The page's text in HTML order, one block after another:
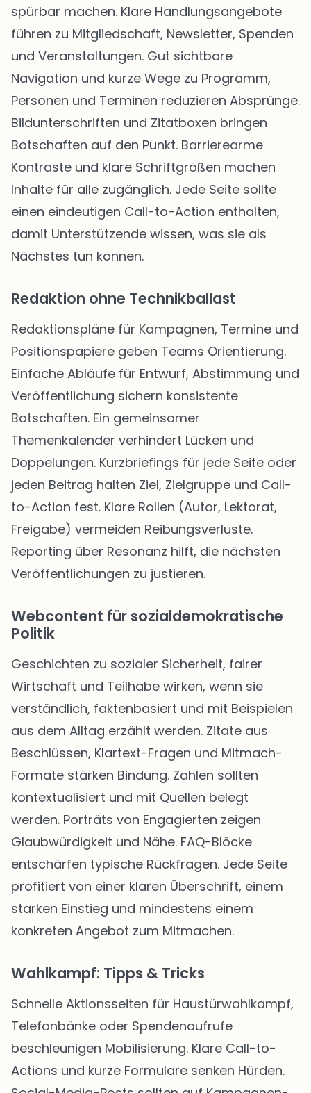
spürbar machen. Klare Handlungsangebote
führen zu Mitgliedschaft, Newsletter, Spenden
und Veranstaltungen. Gut sichtbare
Navigation und kurze Wege zu Programm,
Personen und Terminen reduzieren Absprünge.
Bildunterschriften und Zitatboxen bringen
Botschaften auf den Punkt. Barrierearme
Kontraste und klare Schriftgrößen machen
Inhalte für alle zugänglich. Jede Seite sollte
einen eindeutigen Call-to-Action enthalten,
damit Unterstützende wissen, was sie als
Nächstes tun können.
Redaktion ohne Technikballast
Redaktionspläne für Kampagnen, Termine und
Positionspapiere geben Teams Orientierung.
Einfache Abläufe für Entwurf, Abstimmung und
Veröffentlichung sichern konsistente
Botschaften. Ein gemeinsamer
Themenkalender verhindert Lücken und
Doppelungen. Kurzbriefings für jede Seite oder
jeden Beitrag halten Ziel, Zielgruppe und Call-
to-Action fest. Klare Rollen (Autor, Lektorat,
Freigabe) vermeiden Reibungsverluste.
Reporting über Resonanz hilft, die nächsten
Veröffentlichungen zu justieren.
Webcontent für sozialdemokratische
Politik
Geschichten zu sozialer Sicherheit, fairer
Wirtschaft und Teilhabe wirken, wenn sie
verständlich, faktenbasiert und mit Beispielen
aus dem Alltag erzählt werden. Zitate aus
Beschlüssen, Klartext-Fragen und Mitmach-
Formate stärken Bindung. Zahlen sollten
kontextualisiert und mit Quellen belegt
werden. Porträts von Engagierten zeigen
Glaubwürdigkeit und Nähe. FAQ-Blöcke
entschärfen typische Rückfragen. Jede Seite
profitiert von einer klaren Überschrift, einem
starken Einstieg und mindestens einem
konkreten Angebot zum Mitmachen.
Wahlkampf: Tipps & Tricks
Schnelle Aktionsseiten für Haustürwahlkampf,
Telefonbänke oder Spendenaufrufe
beschleunigen Mobilisierung. Klare Call-to-
Actions und kurze Formulare senken Hürden.